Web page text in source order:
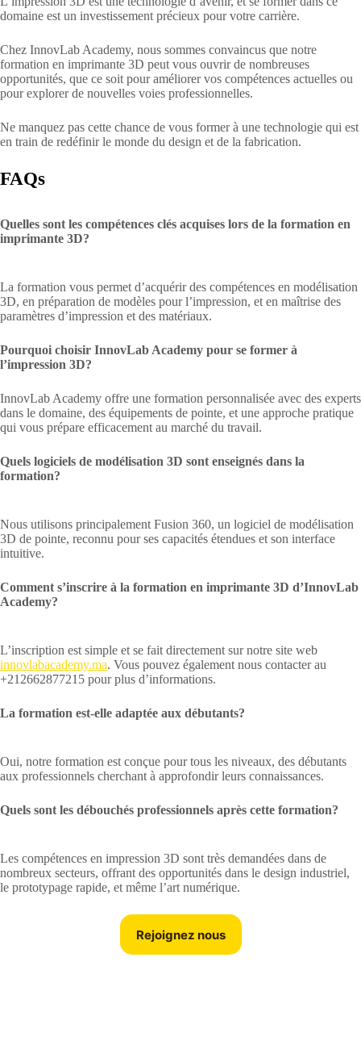
domaine est un investissement précieux pour votre carrière.
Chez InnovLab Academy, nous sommes convaincus que notre
formation en imprimante 3D peut vous ouvrir de nombreuses
opportunités, que ce soit pour améliorer vos compétences actuelles ou
pour explorer de nouvelles voies professionnelles.
Ne manquez pas cette chance de vous former à une technologie qui est
en train de redéfinir le monde du design et de la fabrication.
FAQs
Quelles sont les compétences clés acquises lors de la formation en
imprimante 3D?
La formation vous permet d’acquérir des compétences en modélisation
3D, en préparation de modèles pour l’impression, et en maîtrise des
paramètres d’impression et des matériaux.
Pourquoi choisir InnovLab Academy pour se former à
l’impression 3D?
InnovLab Academy offre une formation personnalisée avec des experts
dans le domaine, des équipements de pointe, et une approche pratique
qui vous prépare efficacement au marché du travail.
Quels logiciels de modélisation 3D sont enseignés dans la
formation?
Nous utilisons principalement Fusion 360, un logiciel de modélisation
3D de pointe, reconnu pour ses capacités étendues et son interface
intuitive.
Comment s’inscrire à la formation en imprimante 3D d’InnovLab
Academy?
L’inscription est simple et se fait directement sur notre site web
innovlabacademy.ma. Vous pouvez également nous contacter au
+212662877215 pour plus d’informations.
La formation est-elle adaptée aux débutants?
Oui, notre formation est conçue pour tous les niveaux, des débutants
aux professionnels cherchant à approfondir leurs connaissances.
Quels sont les débouchés professionnels après cette formation?
Les compétences en impression 3D sont très demandées dans de
nombreux secteurs, offrant des opportunités dans le design industriel,
le prototypage rapide, et même l’art numérique.
Rejoignez nous